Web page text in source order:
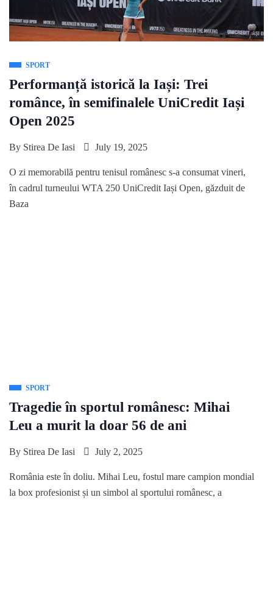
SPORT
Performanță istorică la Iași: Trei
românce, în semifinalele UniCredit Iași
Open 2025
By Stirea De Iasi July 19, 2025
O zi memorabilă pentru tenisul românesc s-a consumat vineri,
în cadrul turneului WTA 250 UniCredit Iași Open, găzduit de
Baza
SPORT
Tragedie în sportul românesc: Mihai
Leu a murit la doar 56 de ani
By Stirea De Iasi July 2, 2025
România este în doliu. Mihai Leu, fostul mare campion mondial
la box profesionist și un simbol al sportului românesc, a